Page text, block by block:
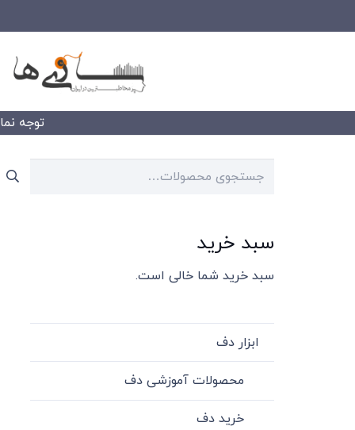
توجه
جستجو
سبد خرید
سبد خرید شما خالی است.
ابزار دف
محصولات آموزشی دف
خرید دف